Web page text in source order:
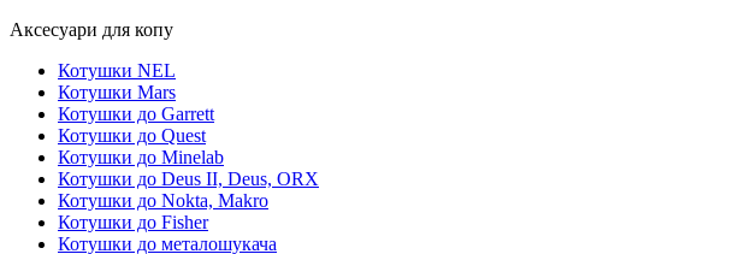
Аксесуари для копу
Котушки NEL
Котушки Mars
Котушки до Garrett
Котушки до Quest
Котушки до Minelab
Котушки до Deus II, Deus, ORX
Котушки до Nokta, Makro
Котушки до Fisher
Котушки до металошукача